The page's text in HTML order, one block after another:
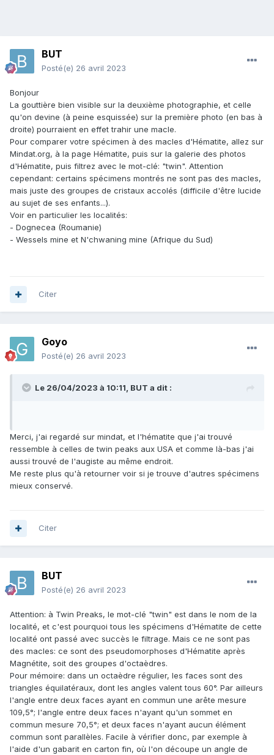
BUT
Posté(e) 26 avril 2023
Bonjour
La gouttière bien visible sur la deuxième photographie, et celle
qu'on devine (à peine esquissée) sur la première photo (en bas à
droite) pourraient en effet trahir une macle.
Pour comparer votre spécimen à des macles d'Hématite, allez sur
Mindat.org, à la page Hématite, puis sur la galerie des photos
d'Hématite, puis filtrez avec le mot-clé: "twin". Attention
cependant: certains spécimens montrés ne sont pas des macles,
mais juste des groupes de cristaux accolés (difficile d'être lucide
au sujet de ses enfants...).
Voir en particulier les localités:
- Dognecea (Roumanie)
- Wessels mine et N'chwaning mine (Afrique du Sud)
Citer
Goyo
Posté(e) 26 avril 2023
Le 26/04/2023 à 10:11, BUT a dit :
Merci, j'ai regardé sur mindat, et l'hématite que j'ai trouvé
ressemble à celles de twin peaks aux USA et comme là-bas j'ai
aussi trouvé de l'augiste au même endroit.
Me reste plus qu'à retourner voir si je trouve d'autres spécimens
mieux conservé.
Citer
BUT
Posté(e) 26 avril 2023
Attention: à Twin Preaks, le mot-clé "twin" est dans le nom de la
localité, et c'est pourquoi tous les spécimens d'Hématite de cette
localité ont passé avec succès le filtrage. Mais ce ne sont pas
des macles: ce sont des pseudomorphoses d'Hématite après
Magnétite, soit des groupes d'octaèdres.
Pour mémoire: dans un octaèdre régulier, les faces sont des
triangles équilatéraux, dont les angles valent tous 60°. Par ailleurs
l'angle entre deux faces ayant en commun une arête mesure
109,5°; l'angle entre deux faces n'ayant qu'un sommet en
commun mesure 70,5°; et deux faces n'ayant aucun élément
commun sont parallèles. Facile à vérifier donc, par exemple à
l'aide d'un gabarit en carton fin, où l'on découpe un angle de